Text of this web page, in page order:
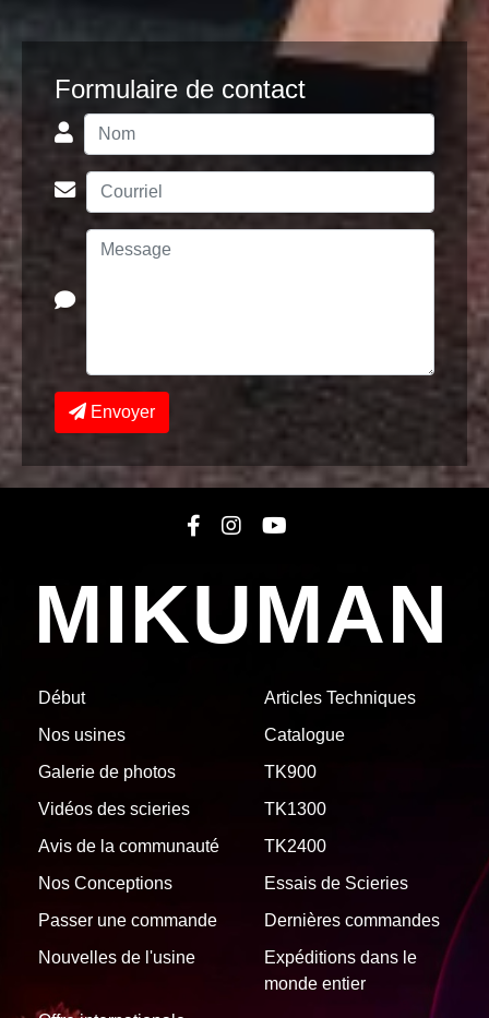
Formulaire de contact
Envoyer
MIKUMAN
Début
Nos usines
Galerie de photos
Vidéos des scieries
Avis de la communauté
Nos Conceptions
Passer une commande
Nouvelles de l'usine
Articles Techniques
Catalogue
TK900
TK1300
TK2400
Essais de Scieries
Dernières commandes
Expéditions dans le
monde entier